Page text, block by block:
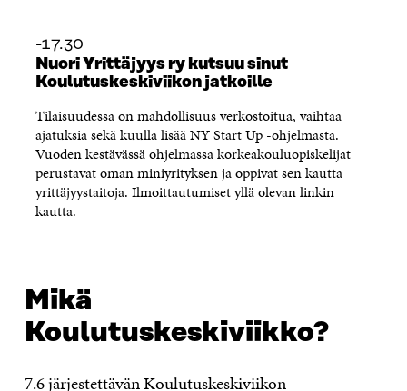
-17.30
Nuori Yrittäjyys ry kutsuu sinut
Koulutuskeskiviikon jatkoille
Tilaisuudessa on mahdollisuus verkostoitua, vaihtaa
ajatuksia sekä kuulla lisää NY Start Up -ohjelmasta.
Vuoden kestävässä ohjelmassa korkeakouluopiskelijat
perustavat oman miniyrityksen ja oppivat sen kautta
yrittäjyystaitoja. Ilmoittautumiset yllä olevan linkin
kautta.
Mikä
Koulutuskeskiviikko?
7.6 järjestettävän Koulutuskeskiviikon